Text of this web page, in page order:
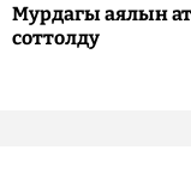
Мурдагы аялын
соттолду